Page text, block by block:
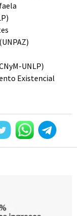
UNLP)
Existencial